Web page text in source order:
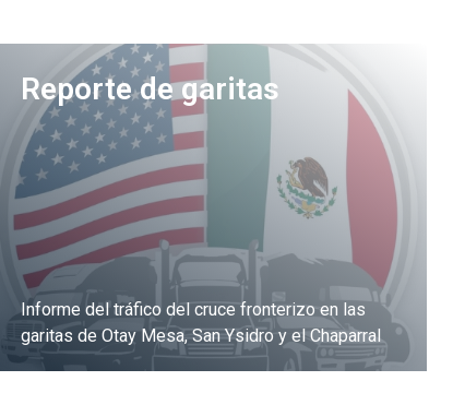
Reporte de garitas
Informe del tráfico del cruce fronterizo en las
garitas de Otay Mesa, San Ysidro y el Chaparral